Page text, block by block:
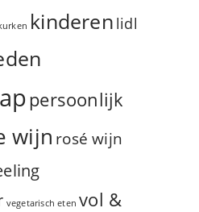
kinderen lidl
persoonlijk
wijn rosé wijn
vegetarisch eten vol &